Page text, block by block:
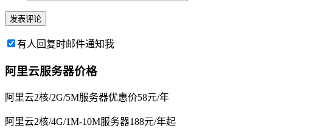
有人回复时邮件通知我
阿里云服务器价格
阿里云2核/2G/5M服务器优惠价58元/年
阿里云2核/4G/1M-10M服务器188元/年起